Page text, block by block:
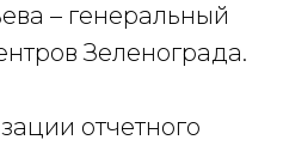
– генеральный
Зеленограда.
отчетного